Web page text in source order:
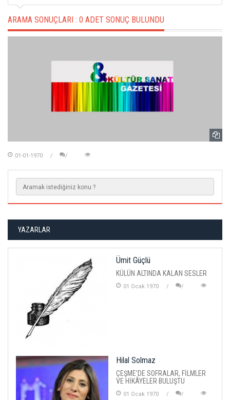
ARAMA SONUÇLARI : 0 ADET SONUÇ BULUNDU
01-01-1970
YAZARLAR
Ümit Güçlü
KÜLÜN ALTINDA KALAN SESLER
01 Ocak 1970
Hilal Solmaz
ÇEŞME'DE SOFRALAR, FİLMLER
VE HİKÂYELER BULUŞTU
01 Ocak 1970